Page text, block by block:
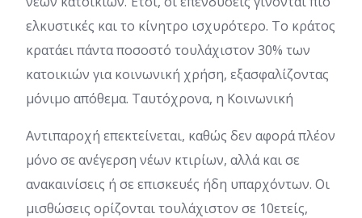
ελκυστικές και το κίνητρο ισχυρότερο. Το κράτος
κρατάει πάντα ποσοστό τουλάχιστον 30% των
κατοικιών για κοινωνική χρήση, εξασφαλίζοντας
μόνιμο απόθεμα. Ταυτόχρονα, η Κοινωνική
Αντιπαροχή επεκτείνεται, καθώς δεν αφορά πλέον
μόνο σε ανέγερση νέων κτιρίων, αλλά και σε
ανακαινίσεις ή σε επισκευές ήδη υπαρχόντων. Οι
μισθώσεις ορίζονται τουλάχιστον σε 10ετείς,